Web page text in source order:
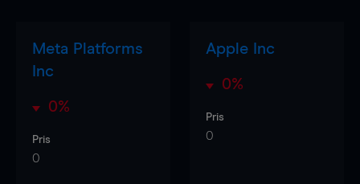
Meta Platforms
Inc
0%
Pris
0
Apple Inc
0%
Pris
0